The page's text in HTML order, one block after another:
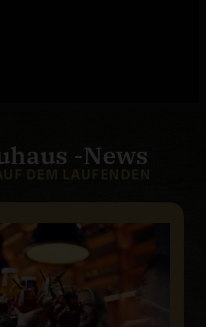
-News
DEM LAUFENDEN